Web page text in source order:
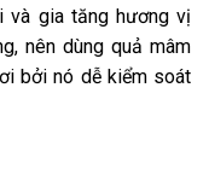
và gia tăng hương vị
nên dùng quả mâm
bởi nó dễ kiểm soát